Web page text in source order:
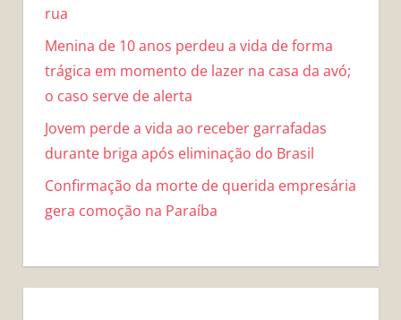
rua
Menina de 10 anos perdeu a vida de forma
trágica em momento de lazer na casa da avó;
o caso serve de alerta
Jovem perde a vida ao receber garrafadas
durante briga após eliminação do Brasil
Confirmação da morte de querida empresária
gera comoção na Paraíba